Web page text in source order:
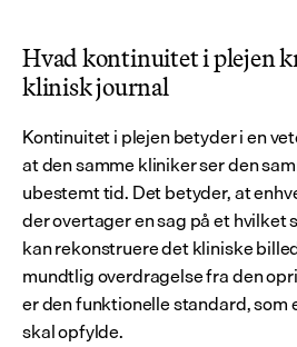
Hvad kontinuitet i plejen
klinisk journal
Kontinuitet i plejen betyder i en
at den samme kliniker ser den
ubestemt tid. Det betyder, at
der overtager en sag på et hvilket
kan rekonstruere det kliniske
mundtlig overdragelse fra den
er den funktionelle standard,
skal opfylde.